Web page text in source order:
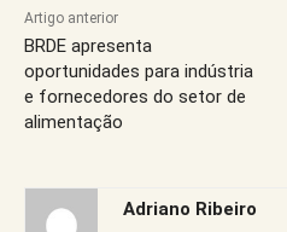
Artigo anterior
BRDE apresenta
oportunidades para indústria
e fornecedores do setor de
alimentação
Adriano Ribeiro